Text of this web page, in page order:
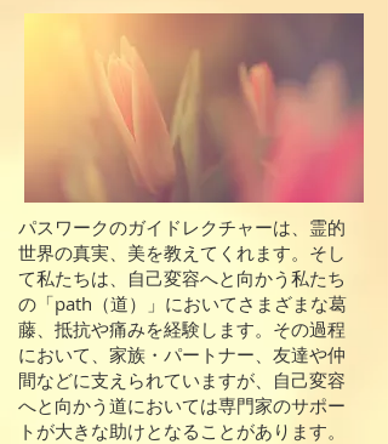
パスワークのガイドレクチャーは、霊的
世界の真実、美を教えてくれます。そし
て私たちは、自己変容へと向かう私たち
の「path（道）」においてさまざまな葛
藤、抵抗や痛みを経験します。その過程
において、家族・パートナー、友達や仲
間などに支えられていますが、自己変容
へと向かう道においては専門家のサポー
トが大きな助けとなることがあります。